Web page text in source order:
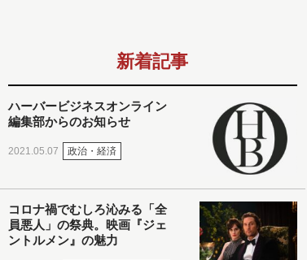
新着記事
ハーバービジネスオンライン
編集部からのお知らせ
2021.05.07 政治・経済
コロナ禍でむしろ沁みる「全
員悪人」の祭典。映画『ジェ
ントルメン』の魅力